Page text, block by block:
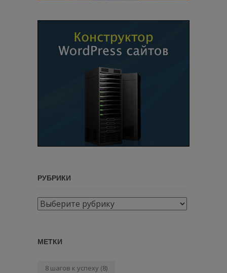
РУБРИКИ
Рубрики
МЕТКИ
8 шагов к успеху (8)